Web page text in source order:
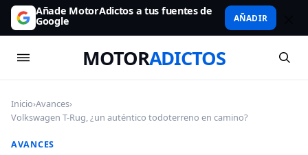
Añade MotorAdictos a tus fuentes de
Google AÑADIR
MOTORADICTOS
Inicio›Avances›
Volkswagen T-Rug, ¿un auténtico todoterreno en camino?
AVANCES